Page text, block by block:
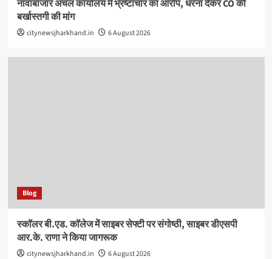
नावाबाजार अंचल कार्यालय में भ्रष्टाचार का आरोप, धरना देकर CO की
बर्खास्तगी की मांग
citynewsjharkhand.in 6 August 2026
Blog
स्कॉलर बी.एड. कॉलेज में साइबर सेफ्टी पर संगोष्ठी, साइबर डीएसपी
आर.के. राणा ने किया जागरूक
citynewsjharkhand.in 6 August 2026